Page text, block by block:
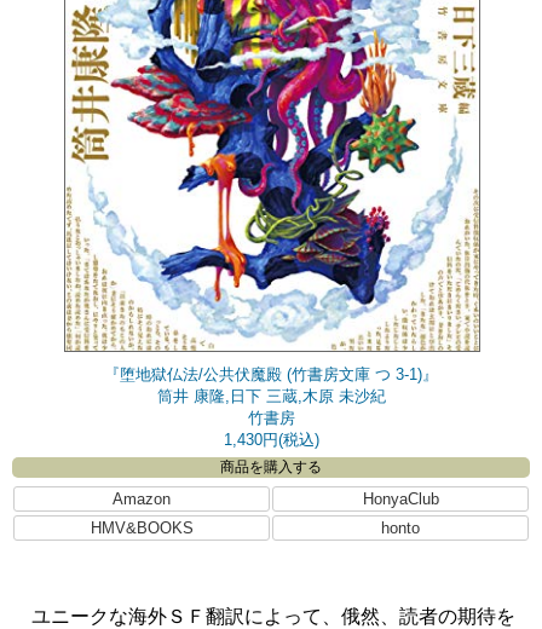
『堕地獄仏法/公共伏魔殿 (竹書房文庫 つ 3-1)』
筒井 康隆,日下 三蔵,木原 未沙紀
竹書房
1,430円(税込)
商品を購入する
Amazon
HonyaClub
HMV&BOOKS
honto
ユニークな海外ＳＦ翻訳によって、俄然、読者の期待を